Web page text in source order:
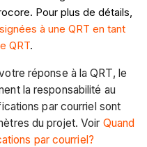
Pour plus de détails,
à une QRT en tant
QRT.
réponse à la QRT, le
la responsabilité au
par courriel sont
du projet. Voir Quand
par courriel?